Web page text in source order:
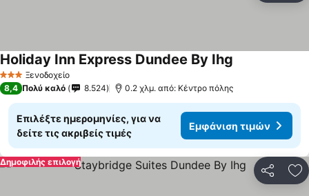
3 ΑστέριαΞενοδοχείο
Holiday Inn Express Dundee By Ihg
8,4 Πολύ καλό 8.524 0.2 χλμ. από: Κέντρο πόλης
Επιλέξτε ημερομηνίες, για να
δείτε τις ακριβείς τιμές
Εμφάνιση τιμών
Δημοφιλής επιλογή